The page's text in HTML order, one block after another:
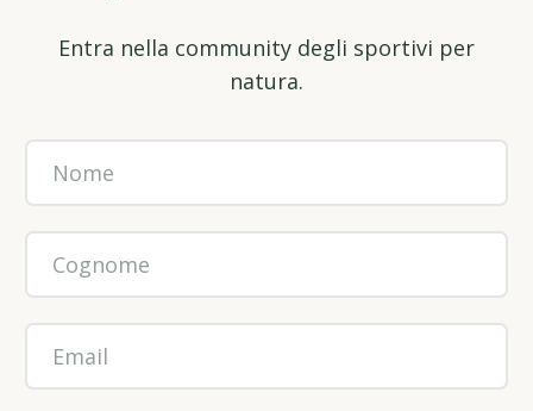
Entra nella community degli sportivi per
natura.